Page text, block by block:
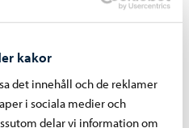
kakor
det innehåll och de reklamer
i sociala medier och
delar vi information om